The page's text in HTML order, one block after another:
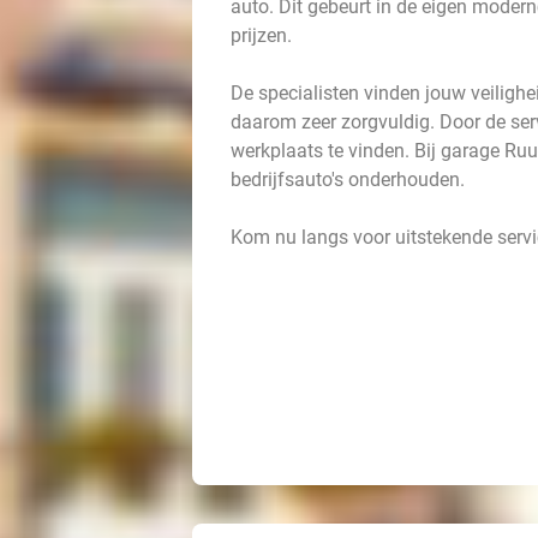
auto. Dit gebeurt in de eigen
prijzen.
De specialisten vinden jouw
daarom zeer zorgvuldig. Door de
werkplaats te vinden. Bij garage
bedrijfsauto's onderhouden.
Kom nu langs voor uitstekende